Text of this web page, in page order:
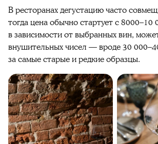
В ресторанах дегустацию часто
тогда цена обычно стартует с 8000–10
в зависимости от выбранных вин,
внушительных чисел — вроде 30
за самые старые и редкие образцы.